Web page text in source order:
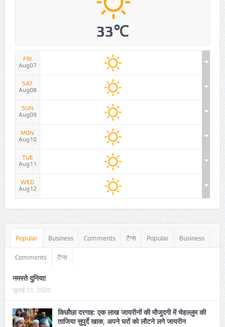
33℃
FRI
Aug07
SAT
Aug08
SUN
Aug09
MON
Aug10
TUE
Aug11
WED
Aug12
Popular Business Comments टैग्स Popular Business
Comments टैग्स
नमस्ते दुनिया!
जुलाई 01, 2020
किछौछा दरगाह: एक लाख जायरीनों की मौजूदगी में चेहल्लुम की
ताजिया सुपुर्दे खाक, अपने घरों को लौटने लगे जायरीन